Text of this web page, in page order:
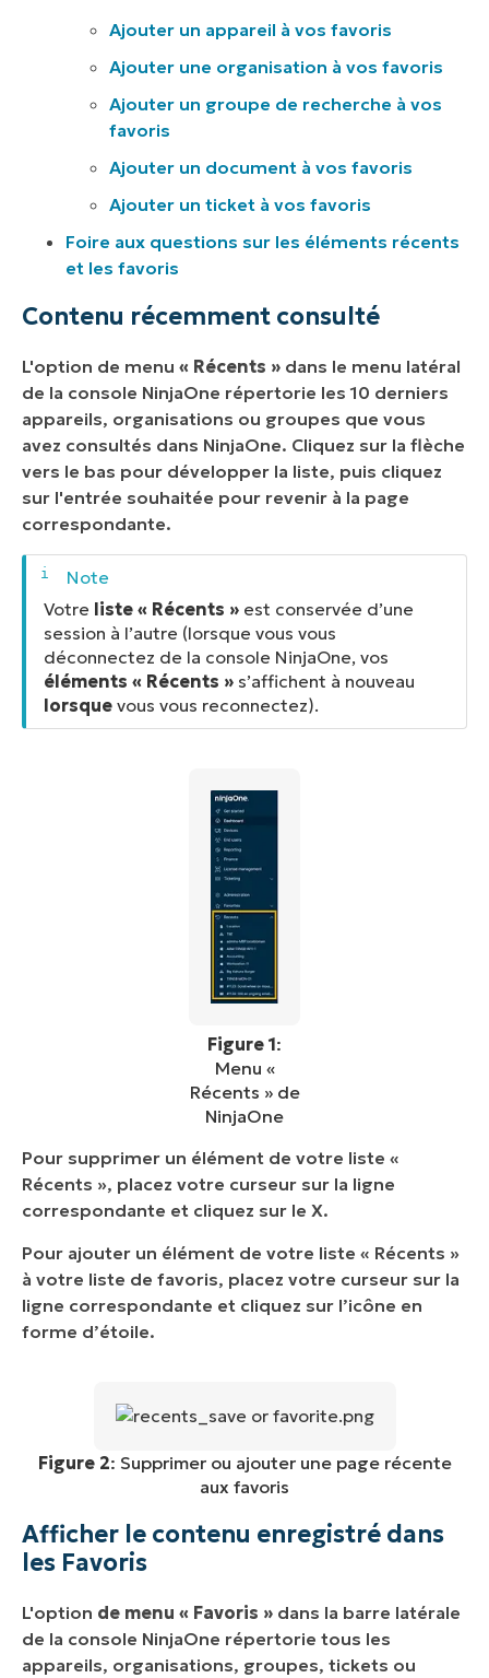
Ajouter un appareil à vos favoris
Ajouter une organisation à vos favoris
Ajouter un groupe de recherche à vos
favoris
Ajouter un document à vos favoris
Ajouter un ticket à vos favoris
Foire aux questions sur les éléments récents
et les favoris
Contenu récemment consulté
L'option de menu « Récents » dans le menu latéral
de la console NinjaOne répertorie les 10 derniers
appareils, organisations ou groupes que vous
avez consultés dans NinjaOne. Cliquez sur la flèche
vers le bas pour développer la liste, puis cliquez
sur l'entrée souhaitée pour revenir à la page
correspondante.
Votre liste « Récents » est conservée d’une
session à l’autre (lorsque vous vous
déconnectez de la console NinjaOne, vos
éléments « Récents » s’affichent à nouveau
lorsque vous vous reconnectez).
Figure 1:
Menu «
Récents » de
NinjaOne
Pour supprimer un élément de votre liste «
Récents », placez votre curseur sur la ligne
correspondante et cliquez sur le X.
Pour ajouter un élément de votre liste « Récents »
à votre liste de favoris, placez votre curseur sur la
ligne correspondante et cliquez sur l’icône en
forme d’étoile.
Figure 2: Supprimer ou ajouter une page récente
aux favoris
Afficher le contenu enregistré dans
les Favoris
L'option de menu « Favoris » dans la barre latérale
de la console NinjaOne répertorie tous les
appareils, organisations, groupes, tickets ou